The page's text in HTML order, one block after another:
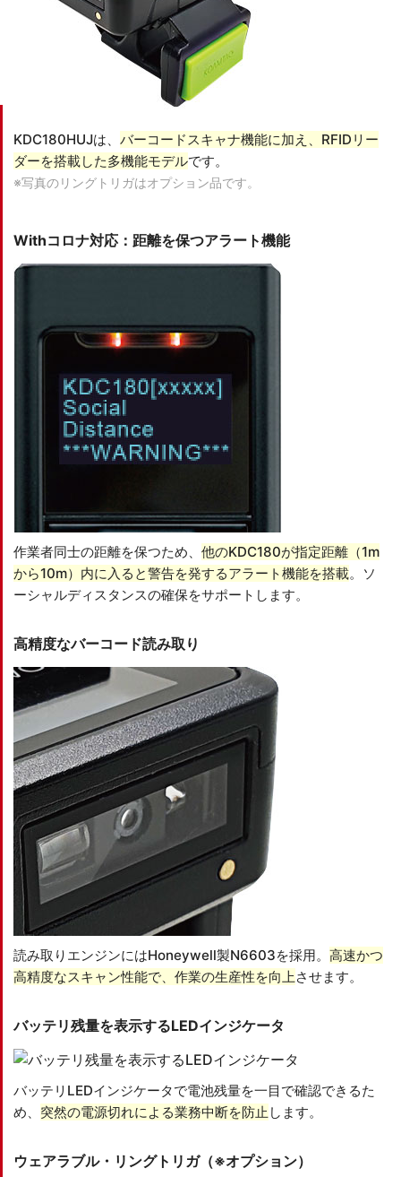
KDC180HUJは、 バーコードスキャナ機能に加え、RFIDリー
ダーを搭載した多機能モデルです。
※写真のリングトリガはオプション品です。
Withコロナ対応：距離を保つアラート機能
作業者同士の距離を保つため、 他のKDC180が指定距離（1m
から10m）内に入ると警告を発するアラート機能を搭載。ソ
ーシャルディスタンスの確保をサポートします。
高精度なバーコード読み取り
読み取りエンジンにはHoneywell製N6603を採用。 高速かつ
高精度なスキャン性能で、作業の生産性を向上させます。
バッテリ残量を表示するLEDインジケータ
バッテリLEDインジケータで電池残量を一目で確認できるた
め、 突然の電源切れによる業務中断を防止 します。
ウェアラブル・リングトリガ（※オプション）